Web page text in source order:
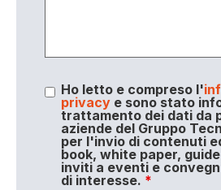
Ho letto e compreso l'
privacye sono stato
trattamento dei dati da
aziende del Gruppo
per l'invio di contenuti
book, white paper,
inviti a eventi e
di interesse. *